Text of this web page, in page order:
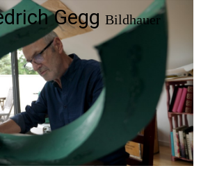
Gegg Bildhauer